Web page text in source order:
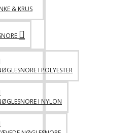
& KRUS
I POLYESTER
I NYLON